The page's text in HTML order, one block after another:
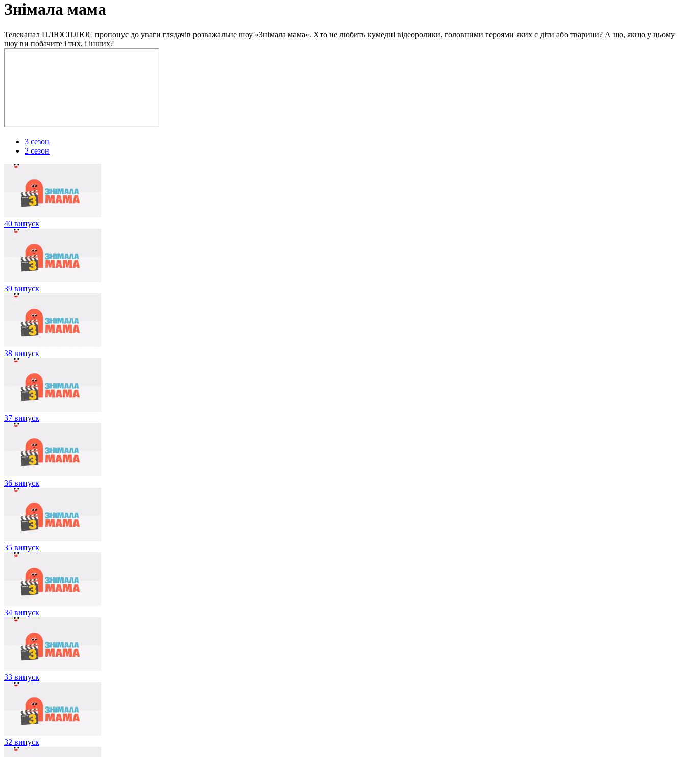
Знімала мама
Телеканал ПЛЮСПЛЮС пропонує до уваги глядачів розважальне шоу «Знімала мама». Хто не любить кумедні відеоролики, головними героями яких є діти або тварини? А що, якщо у цьому
шоу ви побачите і тих, і інших?
3 сезон
2 сезон
40 випуск
39 випуск
38 випуск
37 випуск
36 випуск
35 випуск
34 випуск
33 випуск
32 випуск